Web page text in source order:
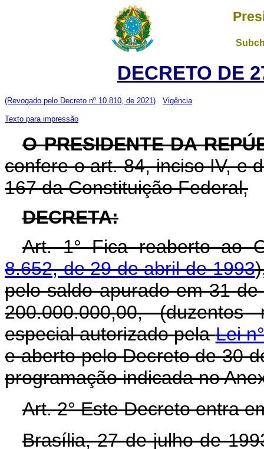
DECRETO DE
(Revogado pelo Decreto nº 10.810, de 2021) Vigência
Texto para impressão
O PRESIDENTE DA
confere o art. 84, inciso IV, e
167 da Constituição Federal,
DECRETA:
Art. 1° Fica reaberto ao
8.652, de 29 de abril de 1993
pelo saldo apurado em 31
200.000.000,00,
especial autorizado pelaLei
e aberto pelo Decreto de 30
programação indicada no
Art. 2° Este Decreto entra
Brasília, 27 de julho de